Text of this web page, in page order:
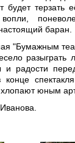
будет терзать
баран.
"Бумажным
и радости
юным